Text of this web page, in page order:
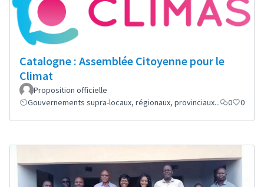
Catalogne : Assemblée Citoyenne pour le
Climat
Proposition officielle
Gouvernements supra-locaux, régionaux, provinciaux...
0 0